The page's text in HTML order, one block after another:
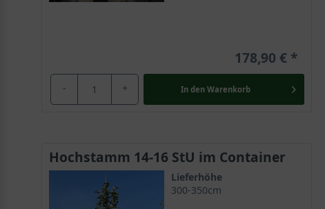
178,90 €
- + In den Warenkorb
Hochstamm 14-16 StU im Container
Lieferhöhe
300-350cm